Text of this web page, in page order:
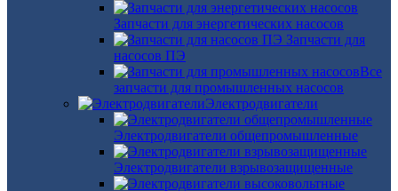
Запчасти для энергетических насосов
Запчасти для
насосов ПЭ
Все
запчасти для промышленных насосов
Электродвигатели
Электродвигатели общепромышленные
Электродвигатели взрывозащищенные